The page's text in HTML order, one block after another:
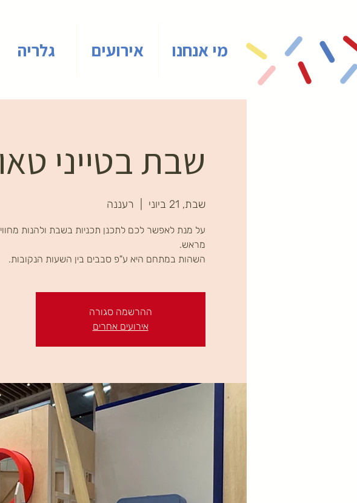
מי אנחנו אירועים גלריה
שבת בטייני
שבת, 21 ביוני רעננה
על מנת לאפשר לכם לתכנן תכניות בשבת ולהנות
השהות במתחם היא ע"פ סבבים בין השעות הנקובות.
ההרשמה סגורה
אירועים אחרים